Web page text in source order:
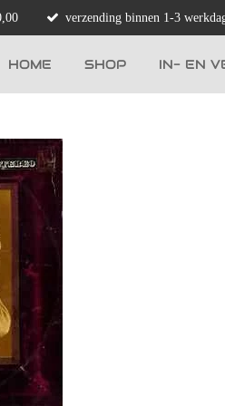
verzending binnen 1-3
HOME SHOP IN- EN